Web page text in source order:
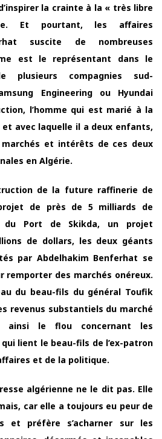
la crainte à la « très libre
Et pourtant, les affaires
suscite de nombreuses
est le représentant dans le
plusieurs compagnies sud-
Engineering ou Hyundai
l’homme qui est marié à la
avec laquelle il a deux enfants,
et intérêts de ces deux
en Algérie.
de la future raffinerie de
de près de 5 milliards de
Port de Skikda, un projet
de dollars, les deux géants
par Abdelhakim Benferhat se
des marchés onéreux.
du beau-fils du général Toufik
revenus substantiels du marché
ainsi le flou concernant les
lient le beau-fils de l’ex-patron
et de la politique.
algérienne ne le dit pas. Elle
car elle a toujours eu peur de
et préfère s’acharner sur les